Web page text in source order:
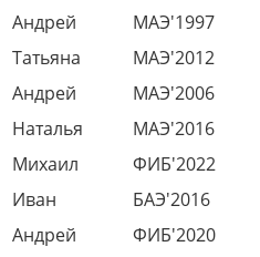
Андрей
МАЭ'1997
Татьяна
МАЭ'2012
Андрей
МАЭ'2006
Наталья
МАЭ'2016
Михаил
ФИБ'2022
Иван
БАЭ'2016
Андрей
ФИБ'2020